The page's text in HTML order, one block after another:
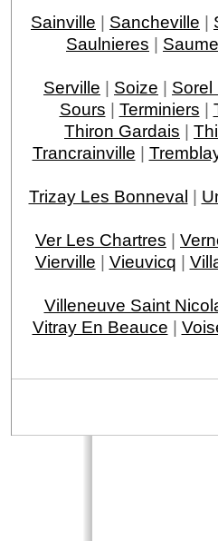
Sainville | Sancheville |
Saulnieres |
Serville | Soize | Sorel
Sours | Terminiers |
Thiron Gardais |
Trancrainville |
Trizay Les Bonneval |
Ver Les Chartres |
Vierville | Vieuvicq |
Villeneuve Saint
Vitray En Beauce |